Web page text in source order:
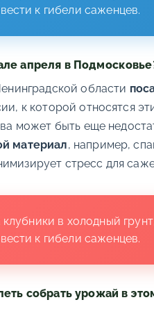
к гибели саженцев.
апреля в
области
к которой относятся
может быть еще
материал, например,
стресс для
клубники в холодный
к гибели саженцев.
собрать урожай в